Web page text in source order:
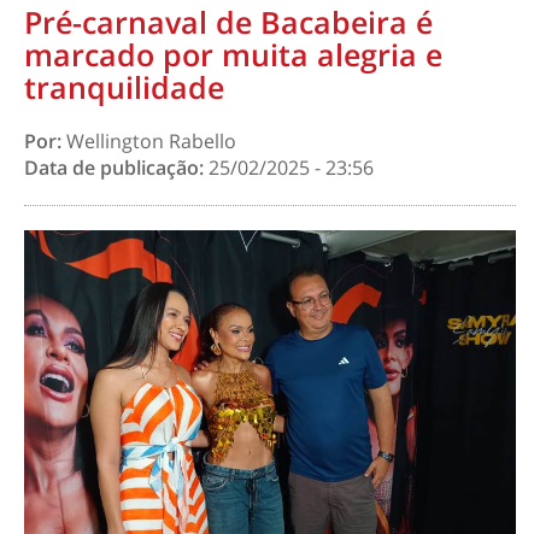
Pré-carnaval de Bacabeira é
marcado por muita alegria e
tranquilidade
Por:Wellington Rabello
Data de publicação:25/02/2025 - 23:56